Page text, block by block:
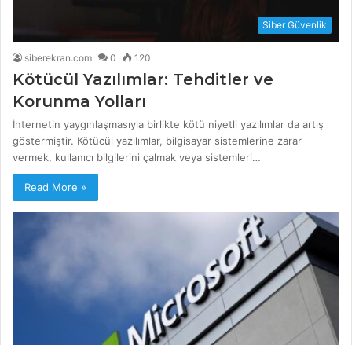
Siber Güvenlik
siberekran.com 0 120
Kötücül Yazılımlar: Tehditler ve
Korunma Yolları
İnternetin yaygınlaşmasıyla birlikte kötü niyetli yazılımlar da artış
göstermiştir. Kötücül yazılımlar, bilgisayar sistemlerine zarar
vermek, kullanıcı bilgilerini çalmak veya sistemleri…
Read More »